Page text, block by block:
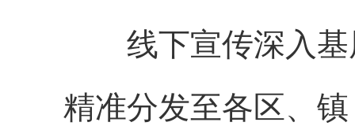
线下宣传深入
精准分发至各区、